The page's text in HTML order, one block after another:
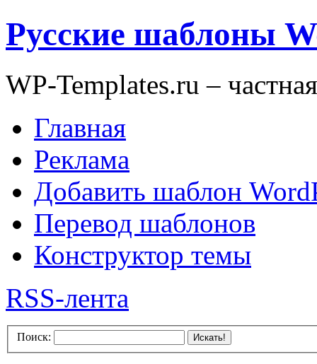
Русские шаблоны
WP-Templates.ru –
Главная
Реклама
Добавить шаблон
Перевод шаблонов
Конструктор темы
RSS-лента
Поиск: Искать!